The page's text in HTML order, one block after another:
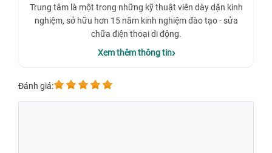
Trung tâm là một trong những kỹ thuật viên dày dặn kinh
nghiệm, sở hữu hơn 15 năm kinh nghiệm đào tạo - sửa
chữa điện thoại di động.
Xem thêm thông tin
Đánh giá: